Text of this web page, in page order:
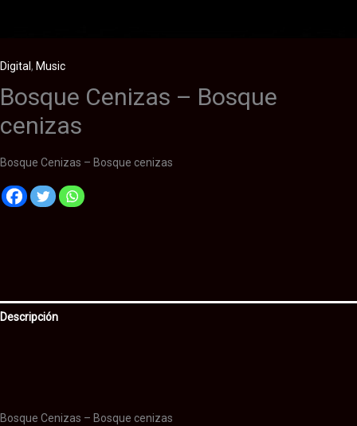
Digital , Music
Bosque Cenizas – Bosque
cenizas
Bosque Cenizas – Bosque cenizas
Descripción
Bosque Cenizas – Bosque cenizas